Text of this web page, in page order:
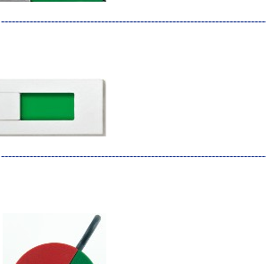
--------------------------------------------------------------------------
--------------------------------------------------------------------------